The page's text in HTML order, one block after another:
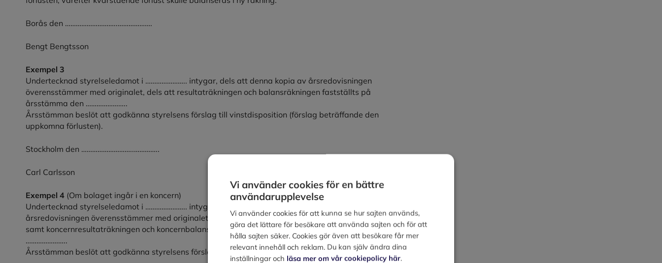
Borås den ………………………..……………….
Bengt Bengtsson
Exempel 3
Undertecknad styrelseledamot i ………………….. intygar, dels att denna kopia av årsredovisningen
överensstämmer med originalet, dels att resultaträkningen och balansräkningen fastställts på
årsstämma den …………………..
Årsstämman beslöt att godkänna styrelsens förslag till vinstdisposition (förslag beträffande den
uppkomna förlusten).
Stockholm den ………………………..…………..
Carl Carlsson
Exempel 4 (Om bolaget ingår i en koncern)
Undertecknad styrelseledamot i ………………….. intygar härmed, dels att denna kopia av
årsredovisningen överensstämmer med originalet, dels att resultaträkningen och balansräkningen
samt koncernresultaträkningen och koncernbalansräkningen fastställts på årsstämma den
…………………..
Årsstämman beslöt att godkänna styrelsens förslag till vinstdisposition i moderbolaget.
Vi använder cookies för en bättre
användarupplevelse
Vi använder cookies för att kunna se hur sajten används,
göra det lättare för besökare att använda sajten och för att
hålla sajten säker. Cookies gör även att besökare får mer
relevant innehåll och reklam. Du kan själv ändra dina
inställningar och läsa mer om vår cookiepolicy här.